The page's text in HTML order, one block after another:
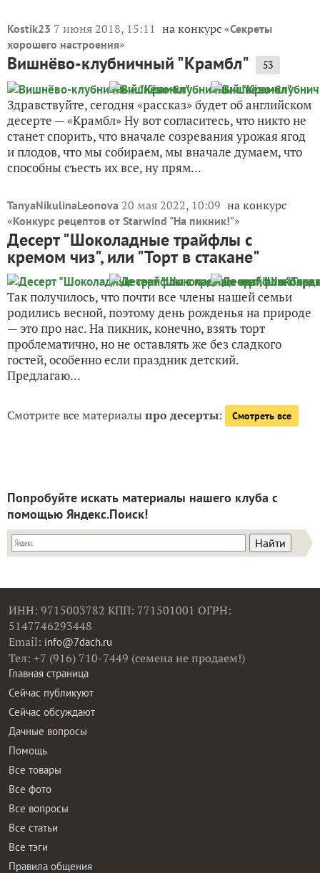
Kostik23 7 июня 2018, 15:11 на конкурс «Секреты
хорошего настроения»
Вишнёво-клубничный "Крамбл" 53
Здравствуйте, сегодня «рассказ» будет об английском
десерте — «Крамбл» Ну вот согласитесь, что никто не
станет спорить, что вначале созревания урожая ягод
и плодов, что мы собираем, мы вначале думаем, что
способны съесть их все, ну прям...
TanyaNikulinaLeonova 20 мая 2022, 10:09 на конкурс
«Конкурс рецептов от Starwind "На пикник!"»
Десерт "Шоколадные трайфлы с
кремом чиз", или "Торт в стакане"
Так получилось, что почти все члены нашей семьи
родились весной, поэтому день рожденья на природе
— это про нас. На пикник, конечно, взять торт
проблематично, но не оставлять же без сладкого
гостей, особенно если праздник детский.
Предлагаю...
Смотрите все материалыпро десерты: Смотреть все
Попробуйте искать материалы нашего клуба с
помощью Яндекс.Поиск!
ИНН: 9715003782 КПП: 771501001 ОГРН:
5147746293448
Email: info@7dach.ru
Тел: +7 (916) 710-7449 (семена не продаем!)
Главная страница
Сейчас публикуют
Сейчас обсуждают
Дачные вопросы
Помощь
Все товары
Все фото
Все вопросы
Все статьи
Все тэги
Правила общения